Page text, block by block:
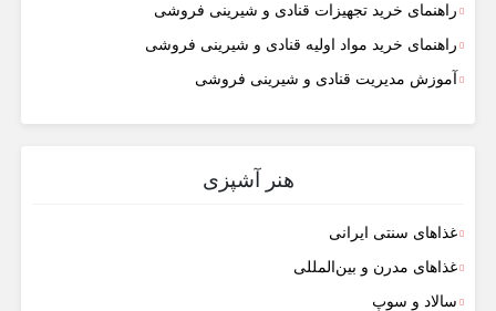
راهنمای خرید تجهیزات قنادی و شیرینی فروشی
راهنمای خرید مواد اولیه قنادی و شیرینی فروشی
آموزش مدیریت قنادی و شیرینی فروشی
هنر آشپزی
غذاهای سنتی ایرانی
غذاهای مدرن و بین‌المللی
سالاد و سوپ